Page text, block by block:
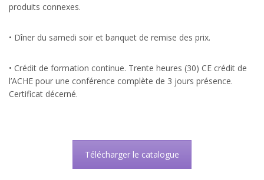
produits connexes.
• Dîner du samedi soir et banquet de remise des prix.
• Crédit de formation continue. Trente heures (30) CE crédit de
l’ACHE pour une conférence complète de 3 jours présence.
Certificat décerné.
Télécharger le catalogue